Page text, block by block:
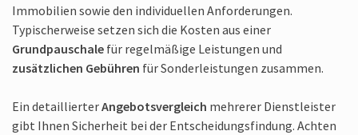
Immobilien sowie den individuellen Anforderungen.
Typischerweise setzen sich die Kosten aus einer
Grundpauschale für regelmäßige Leistungen und
zusätzlichen Gebühren für Sonderleistungen zusammen.
Ein detaillierterAngebotsvergleich mehrerer Dienstleister
gibt Ihnen Sicherheit bei der Entscheidungs­findung. Achten